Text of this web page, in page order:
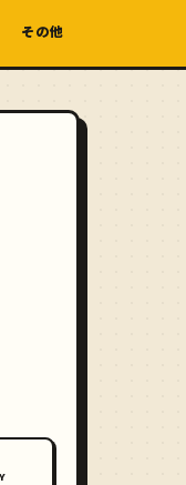
その他